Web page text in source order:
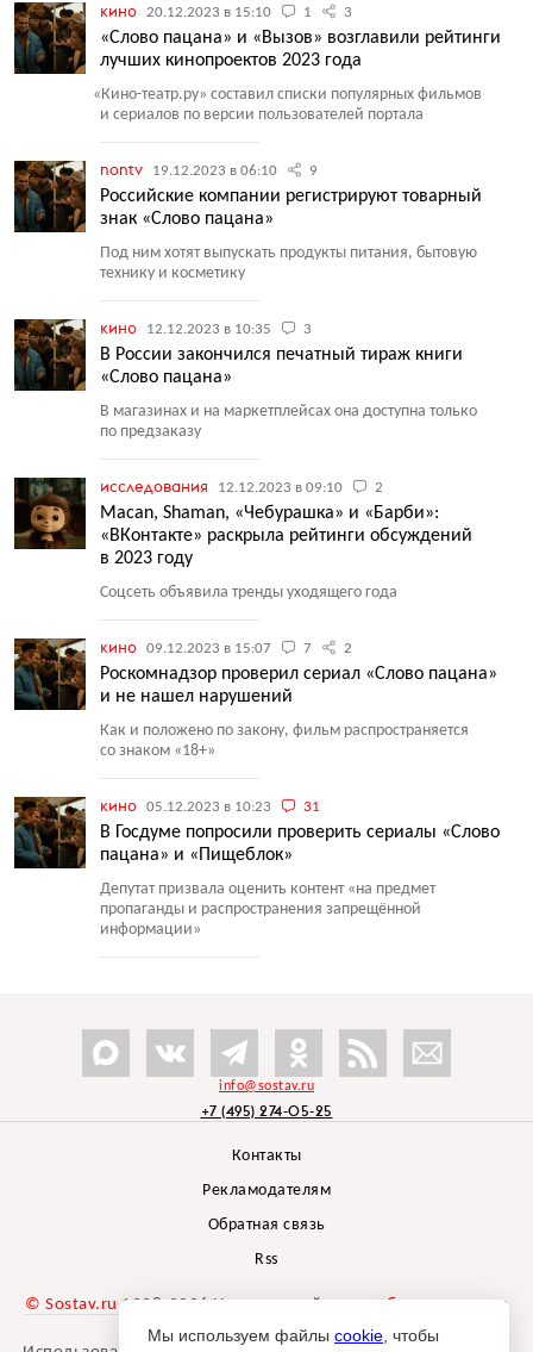
кино 20.12.2023 в 15:10 1 3
«Слово пацана» и «Вызов» возглавили рейтинги
лучших кинопроектов 2023 года
«Кино-театр.ру» составил списки популярных фильмов
и сериалов по версии пользователей портала
nontv 19.12.2023 в 06:10 9
Российские компании регистрируют товарный
знак «Слово пацана»
Под ним хотят выпускать продукты питания, бытовую
технику и косметику
кино 12.12.2023 в 10:35 3
В России закончился печатный тираж книги
«Слово пацана»
В магазинах и на маркетплейсах она доступна только
по предзаказу
исследования 12.12.2023 в 09:10 2
Macan, Shaman, «Чебурашка» и «Барби»:
«ВКонтакте» раскрыла рейтинги обсуждений
в 2023 году
Соцсеть объявила тренды уходящего года
кино 09.12.2023 в 15:07 7 2
Роскомнадзор проверил сериал «Слово пацана»
и не нашел нарушений
Как и положено по закону, фильм распространяется
со знаком «18+»
кино 05.12.2023 в 10:23 31
В Госдуме попросили проверить сериалы «Слово
пацана» и «Пищеблок»
Депутат призвала оценить контент «на предмет
пропаганды и распространения запрещённой
информации»
info@sostav.ru
+7 (495) 274-05-25
Контакты
Рекламодателям
Обратная связь
Rss
© Sostav.ru 1998-2026 Независимый проектбрендингового
агентства Depot
Мы используем файлы cookie , чтобы